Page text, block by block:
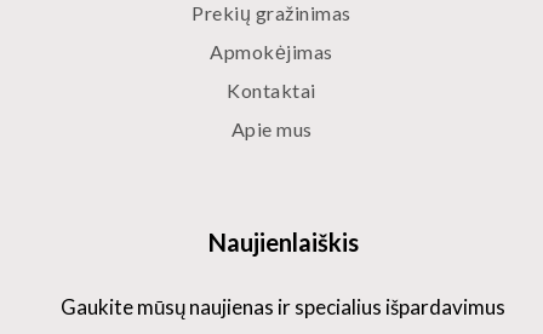
Prekių gražinimas
Apmokėjimas
Kontaktai
Apie mus
Naujienlaiškis
Gaukite mūsų naujienas ir specialius išpardavimus